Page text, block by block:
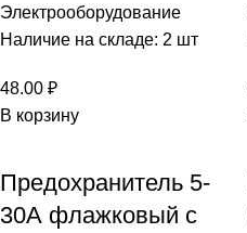
Электрооборудование
Наличие на складе: 2 шт
48.00 ₽
В корзину
Предохранитель 5-
30А флажковый с